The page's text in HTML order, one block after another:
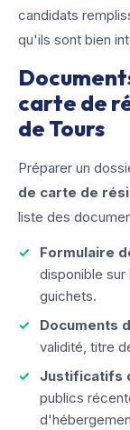
candidats
qu'ils sont bien
carte de
de Tours
Préparer un
de carte de
liste des
Formulaire
disponible
guichets.
Documents
validité, titre
Justificatifs
publics